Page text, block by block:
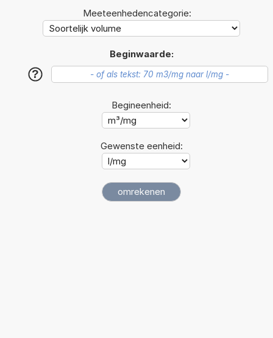
Meeteenhedencategorie:
Beginwaarde:
?
Begineenheid:
Gewenste eenheid: